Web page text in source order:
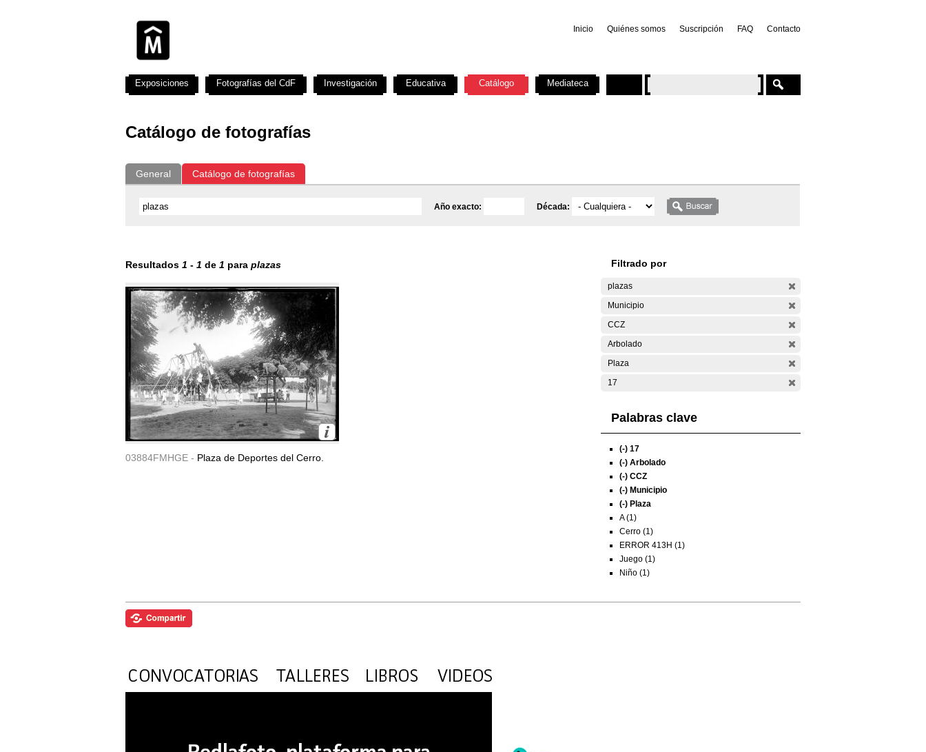
Inicio Quiénes somos Suscripción FAQ Contacto
Catálogo de fotografías
General Catálogo de fotografías
Año exacto: Década:
Resultados 1 - 1 de 1 para plazas
03884FMHGE - Plaza de Deportes del Cerro.
Filtrado por
plazas
Municipio
CCZ
Arbolado
Plaza
17
Palabras clave
(-) 17
(-) Arbolado
(-) CCZ
(-) Municipio
(-) Plaza
A (1)
Cerro (1)
ERROR 413H (1)
Juego (1)
Niño (1)
Exposiciones Fotografías del CdF Investigación Educativa Catálogo Mediateca